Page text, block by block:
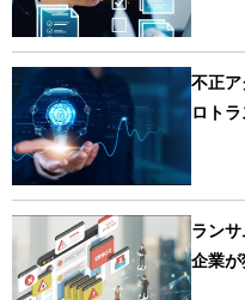
不正
ロト
ラン
企業